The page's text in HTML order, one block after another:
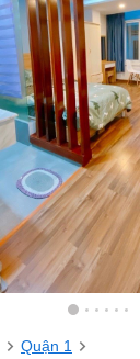
Quận 1